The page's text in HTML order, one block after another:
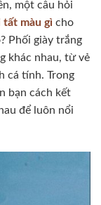
một câu hỏi
tất màu gì cho
Phối giày trắng
khác nhau, từ vẻ
cá tính. Trong
bạn cách kết
để luôn nổi